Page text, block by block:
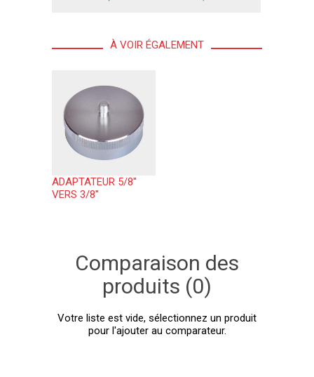
À VOIR ÉGALEMENT
ADAPTATEUR 5/8''
VERS 3/8''
Comparaison des
produits (0)
Votre liste est vide, sélectionnez un produit
pour l'ajouter au comparateur.